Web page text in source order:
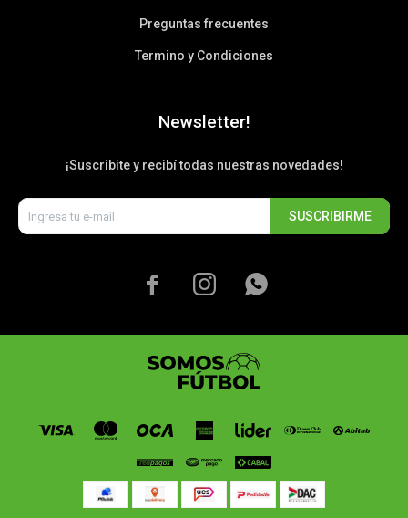
Preguntas frecuentes
Termino y Condiciones
Newsletter!
¡Suscribite y recibí todas nuestras novedades!
SUSCRIBIRME
  